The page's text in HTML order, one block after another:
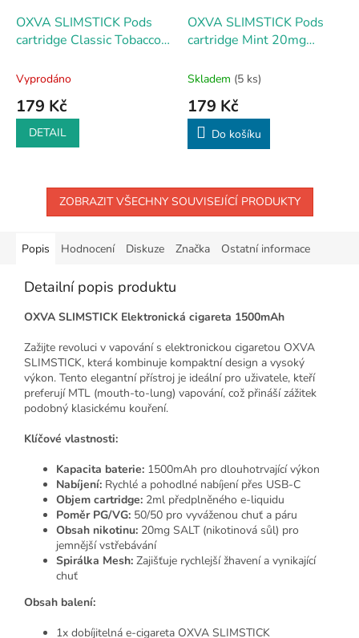
OXVA SLIMSTICK Pods
cartridge Classic Tobacco
Vyprodáno
179 Kč
DETAIL
OXVA SLIMSTICK Pods
cartridge Mint 20mg
Skladem (5 ks)
179 Kč
Do košíku
ZOBRAZIT VŠECHNY SOUVISEJÍCÍ PRODUKTY
Popis Hodnocení Diskuze Značka Ostatní informace
Detailní popis produktu
OXVA SLIMSTICK Elektronická cigareta 1500mAh
Zažijte revoluci v vapování s elektronickou cigaretou OXVA
SLIMSTICK, která kombinuje kompaktní design a vysoký
výkon. Tento elegantní přístroj je ideální pro uživatele, kteří
preferují MTL (mouth-to-lung) vapování, což přináší zážitek
podobný klasickému kouření.
Klíčové vlastnosti:
Kapacita baterie: 1500mAh pro dlouhotrvající výkon
Nabíjení: Rychlé a pohodlné nabíjení přes USB-C
Objem cartridge: 2ml předplněného e-liquidu
Poměr PG/VG: 50/50 pro vyváženou chuť a páru
Obsah nikotinu: 20mg SALT (nikotinová sůl) pro
jemnější vstřebávání
Spirálka Mesh: Zajišťuje rychlejší žhavení a vynikající
chuť
Obsah balení:
1x dobíjitelná e-cigareta OXVA SLIMSTICK